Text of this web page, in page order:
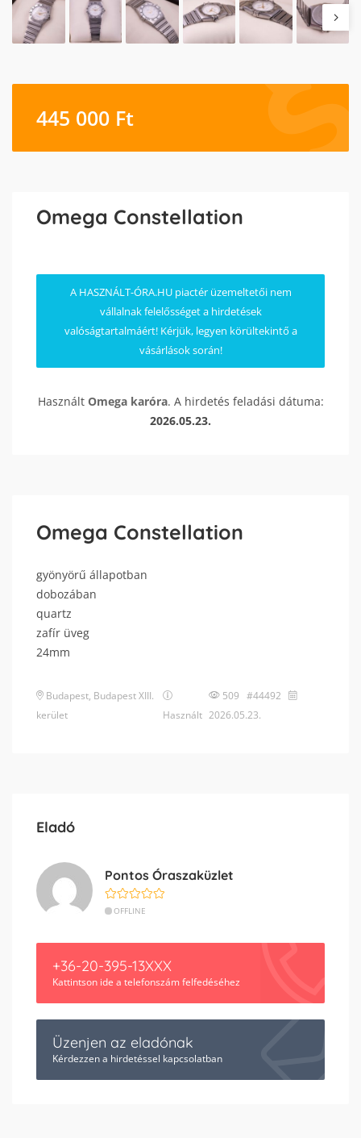
445 000 Ft
Omega Constellation
A HASZNÁLT-ÓRA.HU piactér üzemeltetői nem
vállalnak felelősséget a hirdetések
valóságtartalmáért! Kérjük, legyen körültekintő a
vásárlások során!
Használt Omega karóra. A hirdetés feladási dátuma:
2026.05.23.
Omega Constellation
gyönyörű állapotban
dobozában
quartz
zafír üveg
24mm
Budapest, Budapest XIII.
kerület
Használt
509 #44492
2026.05.23.
Eladó
Pontos Óraszaküzlet
OFFLINE
+36-20-395-13XXX
Kattintson ide a telefonszám felfedéséhez
Üzenjen az eladónak
Kérdezzen a hirdetéssel kapcsolatban